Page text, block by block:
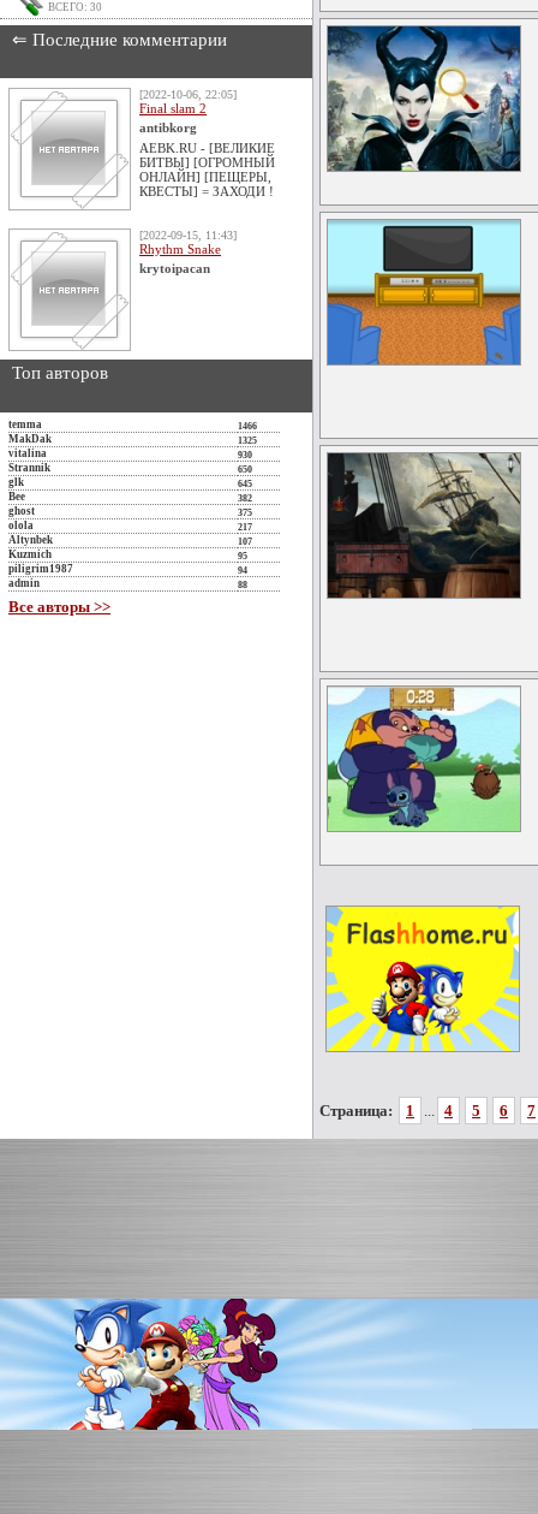
ВСЕГО: 30
⇐ Последние комментарии
[2022-10-06, 22:05]
Final slam 2
antibkorg
AEBK.RU - [ВЕЛИКИЕ
БИТВЫ] [ОГРОМНЫЙ
ОНЛАЙН] [ПЕЩЕРЫ,
КВЕСТЫ] = ЗАХОДИ !
[2022-09-15, 11:43]
Rhythm Snake
krytoipacan
Топ авторов
temma 1466
MakDak 1325
vitalina 930
Strannik 650
glk 645
Bee 382
ghost 375
olola 217
Altynbek 107
Kuzmich 95
piligrim1987 94
admin 88
Все авторы >>
Страница: 1 ... 4 5 6 7